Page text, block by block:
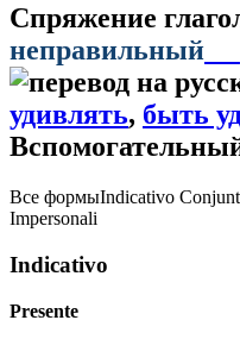
Спряжение
неправильный
удивлять, быть
Все формыIndicativo
Impersonali
Indicativo
Presente